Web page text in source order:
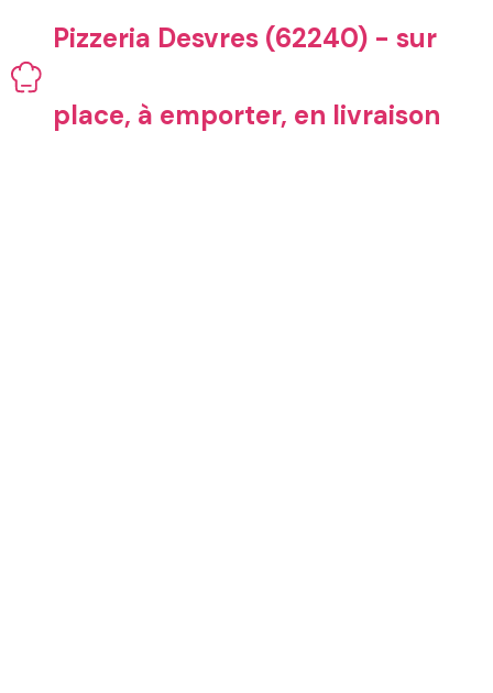
contenu
Pizzeria Desvres (62240) - sur
place, à emporter, en livraison